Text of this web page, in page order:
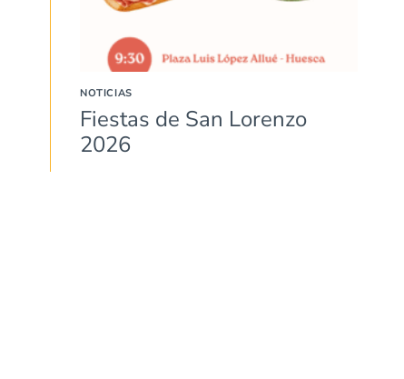
NOTICIAS
Fiestas de San Lorenzo
2026